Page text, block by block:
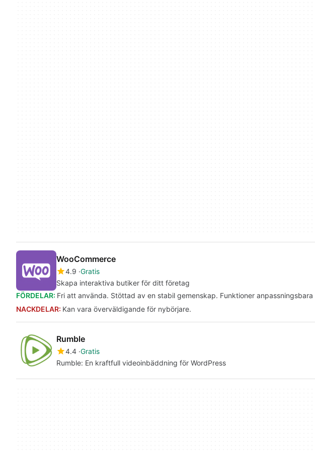
WooCommerce
4.9 Gratis
Skapa interaktiva butiker för ditt företag
FÖRDELAR: Fri att använda. Stöttad av en stabil gemenskap. Funktioner
NACKDELAR: Kan vara överväldigande för nybörjare.
Rumble
4.4 Gratis
Rumble: En kraftfull videoinbäddning för WordPress